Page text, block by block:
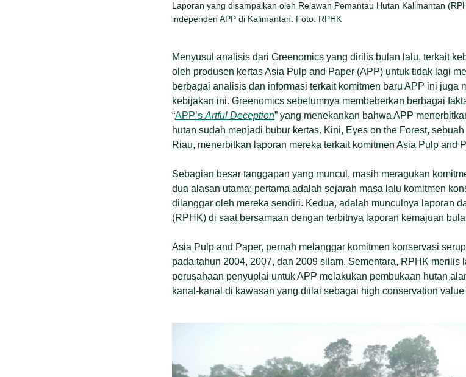
Laporan yang disampaikan oleh Relawan Pemantau Hutan Kalimantan
independen APP di Kalimantan. Foto: RPHK
Menyusul analisis dari Greenomics yang dirilis bulan lalu, terkait
oleh produsen kertas Asia Pulp and Paper (APP) untuk tidak lagi
berbagai analisis dan informasi terkait komitmen baru APP ini juga
kebijakan ini. Greenomics sebelumnya membeberkan berbagai
“APP’s Artful Deception” yang menekankan bahwa APP
hutan sudah menjadi bubur kertas. Kini, Eyes on the Forest,
Riau, menerbitkan laporan mereka terkait komitmen Asia Pulp and
Sebagian besar tanggapan yang muncul, masih meragukan
dua alasan utama: pertama adalah sejarah masa lalu komitmen
dilanggar oleh mereka sendiri. Kedua, adalah munculnya laporan
(RPHK) di saat bersamaan dengan terbitnya laporan kemajuan
Asia Pulp and Paper, pernah melanggar komitmen konservasi
pada tahun 2004, 2007, dan 2009 silam. Sementara, RPHK merilis
perusahaan penyuplai untuk APP melakukan pembukaan hutan
kanal-kanal di kawasan yang diilai sebagai high conservation